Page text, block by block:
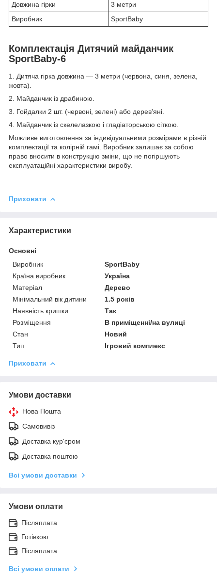
Довжина гірки
3 метри
Виробник
SportBaby
Комплектація Дитячий майданчик
SportBaby-6
1. Дитяча гірка довжина — 3 метри (червона, синя, зелена,
жовта).
2. Майданчик із драбиною.
3. Гойдалки 2 шт. (червоні, зелені) або дерев'яні.
4. Майданчик із скелелазкою і гладіаторською сіткою.
Можливе виготовлення за індивідуальними розмірами в різній
комплектації та колірній гамі. Виробник залишає за собою
право вносити в конструкцію зміни, що не погіршують
експлуатаційні характеристики виробу.
Приховати
Характеристики
Основні
Виробник
SportBaby
Країна виробник
Україна
Матеріал
Дерево
Мінімальний вік дитини
1.5 років
Наявність кришки
Так
Розміщення
В приміщенні/на вулиці
Стан
Новий
Тип
Ігровий комплекс
Приховати
Умови доставки
Нова Пошта
Самовивіз
Доставка кур'єром
Доставка поштою
Всі умови доставки
Умови оплати
Післяплата
Готівкою
Післяплата
Всі умови оплати